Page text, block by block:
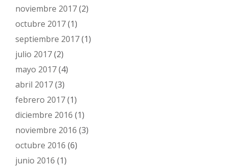
noviembre 2017(2)
octubre 2017(1)
septiembre 2017(1)
julio 2017(2)
mayo 2017(4)
abril 2017(3)
febrero 2017(1)
diciembre 2016 (1)
noviembre 2016 (3)
octubre 2016 (6)
junio 2016 (1)